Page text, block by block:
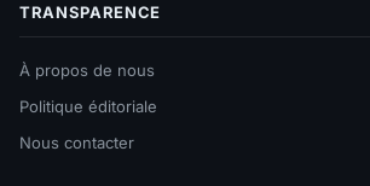
TRANSPARENCE
À propos de nous
Politique éditoriale
Nous contacter